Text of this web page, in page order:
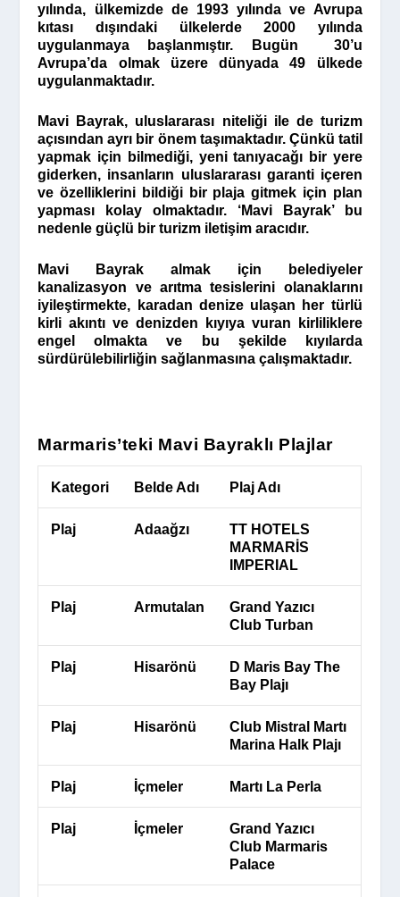
yılında, ülkemizde de 1993 yılında ve Avrupa
kıtası dışındaki ülkelerde 2000 yılında
uygulanmaya başlanmıştır. Bugün 30’u
Avrupa’da olmak üzere dünyada 49 ülkede
uygulanmaktadır.
Mavi Bayrak, uluslararası niteliği ile de turizm
açısından ayrı bir önem taşımaktadır. Çünkü tatil
yapmak için bilmediği, yeni tanıyacağı bir yere
giderken, insanların uluslararası garanti içeren
ve özelliklerini bildiği bir plaja gitmek için plan
yapması kolay olmaktadır. ‘Mavi Bayrak’ bu
nedenle güçlü bir turizm iletişim aracıdır.
Mavi Bayrak almak için belediyeler
kanalizasyon ve arıtma tesislerini olanaklarını
iyileştirmekte, karadan denize ulaşan her türlü
kirli akıntı ve denizden kıyıya vuran kirliliklere
engel olmakta ve bu şekilde kıyılarda
sürdürülebilirliğin sağlanmasına çalışmaktadır.
Marmaris’teki Mavi Bayraklı Plajlar
Kategori Belde Adı Plaj Adı
Plaj Adaağzı
TT HOTELS
MARMARİS
IMPERIAL
Plaj Armutalan
Grand Yazıcı
Club Turban
Plaj Hisarönü
D Maris Bay The
Bay Plajı
Plaj Hisarönü
Club Mistral Martı
Marina Halk Plajı
Plaj İçmeler Martı La Perla
Plaj İçmeler
Grand Yazıcı
Club Marmaris
Palace